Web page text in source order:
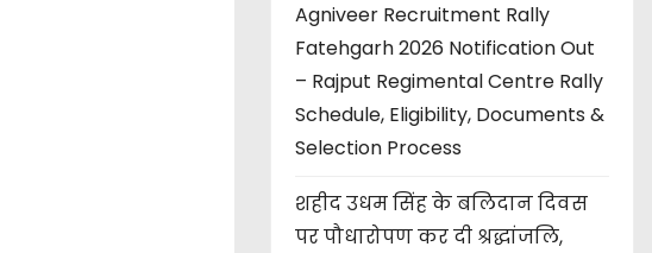
Agniveer Recruitment Rally
Fatehgarh 2026 Notification Out
– Rajput Regimental Centre Rally
Schedule, Eligibility, Documents &
Selection Process
शहीद उधम सिंह के बलिदान दिवस
पर पौधारोपण कर दी श्रद्धांजलि,